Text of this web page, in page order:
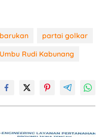
partai golkar
Umbu Rudi Kabunang